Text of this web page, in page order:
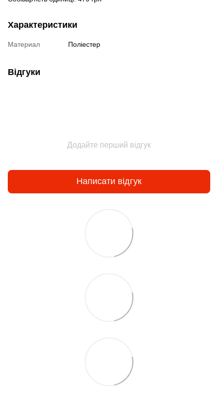
Характеристики
Материал Поліестер
Відгуки
Додайте перший відгук
Написати відгук